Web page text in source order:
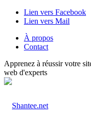
Lien vers Facebook
Lien vers Mail
À propos
Contact
Apprenez à réussir votre
web d'experts